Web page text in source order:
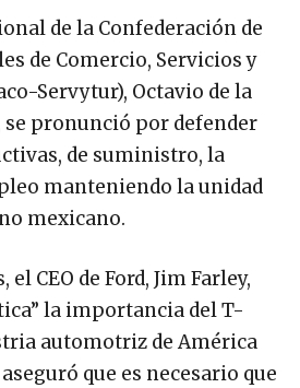
de la Confederación de
de Comercio, Servicios y
Servytur), Octavio de la
se pronunció por defender
de suministro, la
manteniendo la unidad
mexicano.
el CEO de Ford, Jim Farley,
la importancia del T-
automotriz de América
que es necesario que